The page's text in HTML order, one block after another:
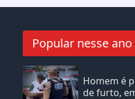
Popular nesse ano
Homem é
de furto,